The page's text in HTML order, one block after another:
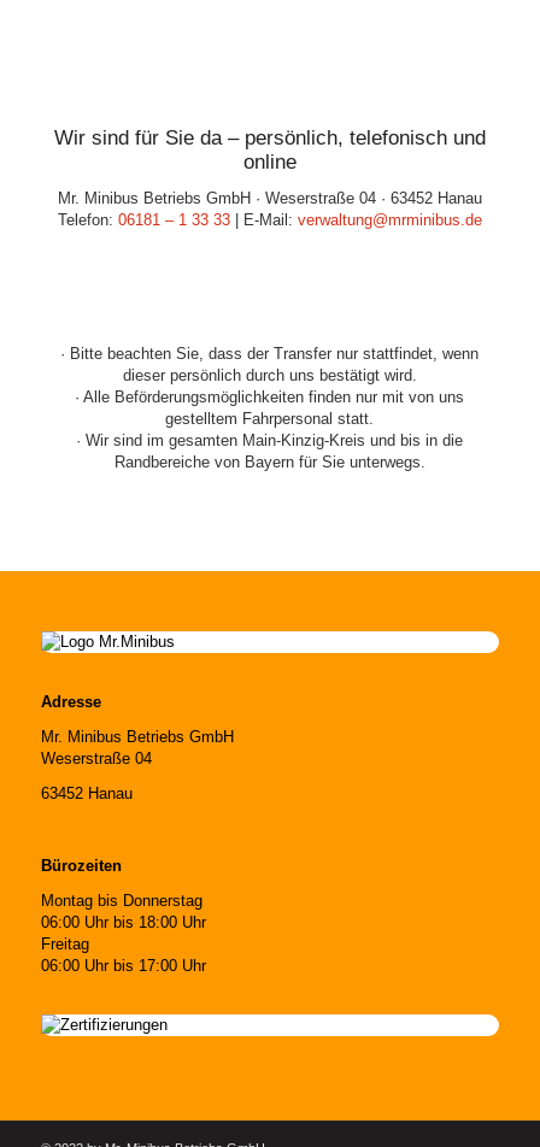
Wir sind für Sie da – persönlich, telefonisch und
online
Mr. Minibus Betriebs GmbH · Weserstraße 04 · 63452 Hanau
Telefon: 06181 – 1 33 33| E-Mail: verwaltung@mrminibus.de
· Bitte beachten Sie, dass der Transfer nur stattfindet, wenn
dieser persönlich durch uns bestätigt wird.
· Alle Beförderungsmöglichkeiten finden nur mit von uns
gestelltem Fahrpersonal statt.
· Wir sind im gesamten Main-Kinzig-Kreis und bis in die
Randbereiche von Bayern für Sie unterwegs.
Adresse
Mr. Minibus Betriebs GmbH
Weserstraße 04
63452 Hanau
Bürozeiten
Montag bis Donnerstag
06:00 Uhr bis 18:00 Uhr
Freitag
06:00 Uhr bis 17:00 Uhr